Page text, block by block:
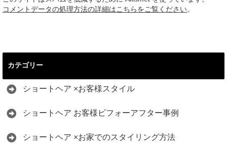
コメントデータの処理方法の詳細はこちらをご覧ください。
カテゴリー
ショートヘア ×お客様スタイル
ショートヘア お客様ビフォーアフター事例
ショートヘア ×お家でのスタイリング方法